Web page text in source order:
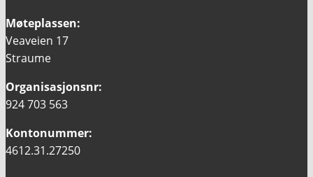
Møteplassen:
Veaveien 17
Straume
Organisasjonsnr:
924 703 563
Kontonummer:
4612.31.27250